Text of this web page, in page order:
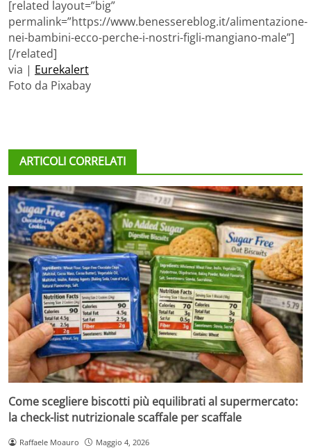
[related layout=”big”
permalink=”https://www.benessereblog.it/alimentazione-
nei-bambini-ecco-perche-i-nostri-figli-mangiano-male”]
[/related]
via | Eurekalert
Foto da Pixabay
ARTICOLI CORRELATI
Come scegliere biscotti più equilibrati al supermercato:
la check-list nutrizionale scaffale per scaffale
Raffaele Moauro Maggio 4, 2026